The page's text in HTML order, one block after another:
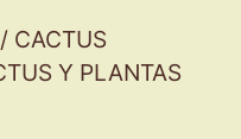
/ CACTUS
Y PLANTAS